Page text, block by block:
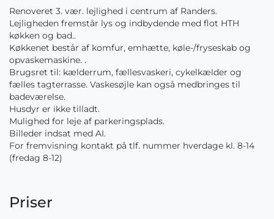
Renoveret 3. vær. lejlighed i centrum af Randers.
Lejligheden fremstår lys og indbydende med flot HTH
køkken og bad..
Køkkenet består af komfur, emhætte, køle-/fryseskab og
opvaskemaskine. .
Brugsret til: kælderrum, fællesvaskeri, cykelkælder og
fælles tagterrasse. Vaskesøjle kan også medbringes til
badeværelse.
Husdyr er ikke tilladt.
Mulighed for leje af parkeringsplads.
Billeder indsat med AI.
For fremvisning kontakt på tlf. nummer hverdage kl. 8-14
(fredag 8-12)
Priser